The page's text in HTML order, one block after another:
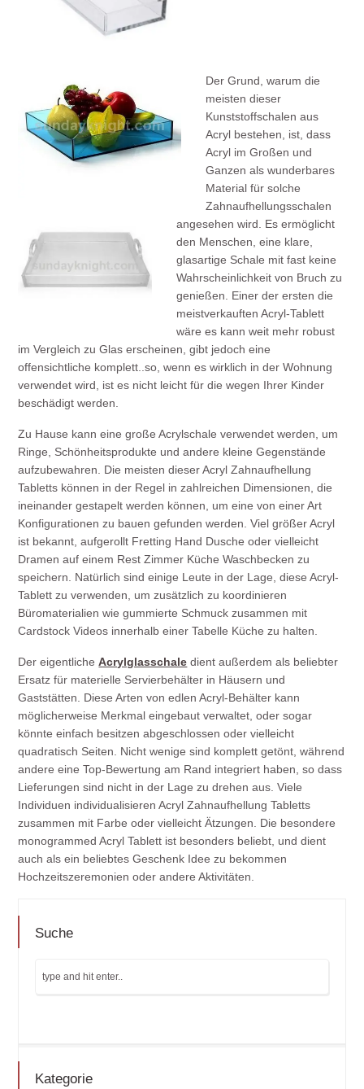
Der Grund, warum die
meisten dieser
Kunststoffschalen aus
Acryl bestehen, ist, dass
Acryl im Großen und
Ganzen als wunderbares
Material für solche
Zahnaufhellungsschalen
angesehen wird. Es ermöglicht
den Menschen, eine klare,
glasartige Schale mit fast keine
Wahrscheinlichkeit von Bruch zu
genießen. Einer der ersten die
meistverkauften Acryl-Tablett
wäre es kann weit mehr robust
im Vergleich zu Glas erscheinen, gibt jedoch eine
offensichtliche komplett..so, wenn es wirklich in der Wohnung
verwendet wird, ist es nicht leicht für die wegen Ihrer Kinder
beschädigt werden.
Zu Hause kann eine große Acrylschale verwendet werden, um
Ringe, Schönheitsprodukte und andere kleine Gegenstände
aufzubewahren. Die meisten dieser Acryl Zahnaufhellung
Tabletts können in der Regel in zahlreichen Dimensionen, die
ineinander gestapelt werden können, um eine von einer Art
Konfigurationen zu bauen gefunden werden. Viel größer Acryl
ist bekannt, aufgerollt Fretting Hand Dusche oder vielleicht
Dramen auf einem Rest Zimmer Küche Waschbecken zu
speichern. Natürlich sind einige Leute in der Lage, diese Acryl-
Tablett zu verwenden, um zusätzlich zu koordinieren
Büromaterialien wie gummierte Schmuck zusammen mit
Cardstock Videos innerhalb einer Tabelle Küche zu halten.
Der eigentlicheAcrylglasschale dient außerdem als beliebter
Ersatz für materielle Servierbehälter in Häusern und
Gaststätten. Diese Arten von edlen Acryl-Behälter kann
möglicherweise Merkmal eingebaut verwaltet, oder sogar
könnte einfach besitzen abgeschlossen oder vielleicht
quadratisch Seiten. Nicht wenige sind komplett getönt, während
andere eine Top-Bewertung am Rand integriert haben, so dass
Lieferungen sind nicht in der Lage zu drehen aus. Viele
Individuen individualisieren Acryl Zahnaufhellung Tabletts
zusammen mit Farbe oder vielleicht Ätzungen. Die besondere
monogrammed Acryl Tablett ist besonders beliebt, und dient
auch als ein beliebtes Geschenk Idee zu bekommen
Hochzeitszeremonien oder andere Aktivitäten.
Suche
Kategorie